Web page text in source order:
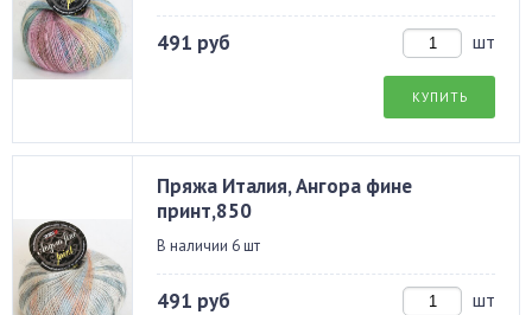
491 руб шт
КУПИТЬ
Пряжа Италия, Ангора фине
принт,850
В наличии 6 шт
491 руб шт